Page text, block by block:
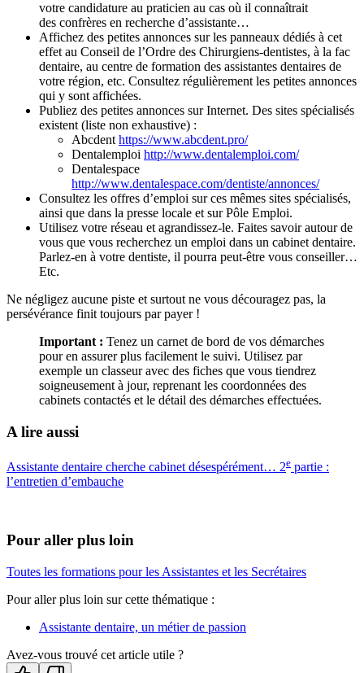
votre candidature au praticien au cas où il connaîtrait
des confrères en recherche d’assistante…
Affichez des petites annonces sur les panneaux dédiés à cet
effet au Conseil de l’Ordre des Chirurgiens-dentistes, à la fac
dentaire, au centre de formation des assistantes dentaires de
votre région, etc. Consultez régulièrement les petites annonces
qui y sont affichées.
Publiez des petites annonces sur Internet. Des sites spécialisés
existent (liste non exhaustive) :
Abcdent https://www.abcdent.pro/
Dentalemploi http://www.dentalemploi.com/
Dentalespace
http://www.dentalespace.com/dentiste/annonces/
Consultez les offres d’emploi sur ces mêmes sites spécialisés,
ainsi que dans la presse locale et sur Pôle Emploi.
Utilisez votre réseau et agrandissez-le. Faites savoir autour de
vous que vous recherchez un emploi dans un cabinet dentaire.
Parlez-en à votre dentiste, il pourra peut-être vous conseiller…
Etc.
Ne négligez aucune piste et surtout ne vous découragez pas, la
persévérance finit toujours par payer !
Important : Tenez un carnet de bord de vos démarches
pour en assurer plus facilement le suivi. Utilisez par
exemple un classeur avec des fiches que vous tiendrez
soigneusement à jour, reprenant les coordonnées des
cabinets contactés et le détail des démarches effectuées.
A lire aussi
Assistante dentaire cherche cabinet désespérément… 2e partie :
l’entretien d’embauche
Pour aller plus loin
Toutes les formations pour les Assistantes et les Secrétaires
Pour aller plus loin sur cette thématique :
Assistante dentaire, un métier de passion
Avez-vous trouvé cet article utile ?